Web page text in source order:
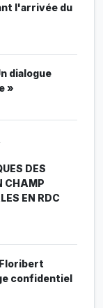
l'arrivée du
dialogue
»
DES
CHAMP
EN RDC
confidentiel